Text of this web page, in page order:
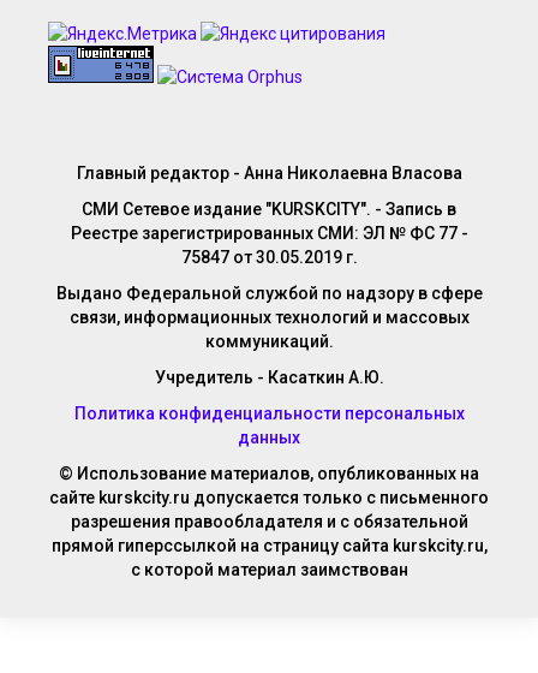
Главный редактор - Анна Николаевна Власова
СМИ Сетевое издание "KURSKCITY". - Запись в
Реестре зарегистрированных СМИ: ЭЛ № ФС 77 -
75847 от 30.05.2019 г.
Выдано Федеральной службой по надзору в сфере
связи, информационных технологий и массовых
коммуникаций.
Учредитель - Касаткин А.Ю.
Политика конфиденциальности персональных
данных
© Использование материалов, опубликованных на
сайте kurskcity.ru допускается только с письменного
разрешения правообладателя и с обязательной
прямой гиперссылкой на страницу сайта kurskcity.ru,
с которой материал заимствован